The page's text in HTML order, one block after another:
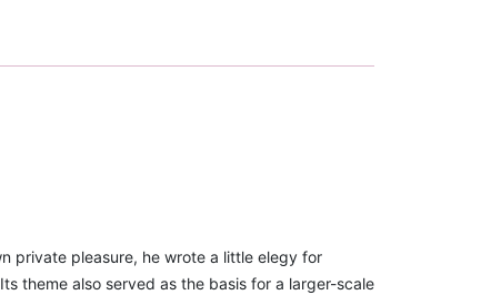
private pleasure, he wrote a little elegy for
theme also served as the basis for a larger-scale